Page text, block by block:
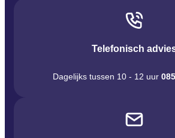
Telefonisch
Dagelijks tussen 10 - 12 uur